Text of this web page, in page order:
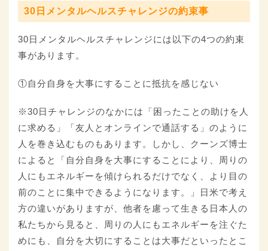
30日メンタルヘルスチャレンジの約束事
30日メンタルヘルスチャレンジには以下の4つの約束
事があります。
①自分自身を大事にすることに抵抗を感じない
※30日チャレンジのなかには「困ったことの助けを人
に求める」「友人とオンラインで通話する」のように
人を巻き込むものもあります。しかし、クーンズ博士
によると「自分自身を大事にすることにより、周りの
人にもエネルギーを傾けられるだけでなく、より目の
前のことに集中できるようになります。」日米で考え
方の違いがありますが、他者を慮って生きる日本人の
私たちから見ると、周りの人にもエネルギーを注ぐた
めにも、自分を大切にすることは大事だといったとこ